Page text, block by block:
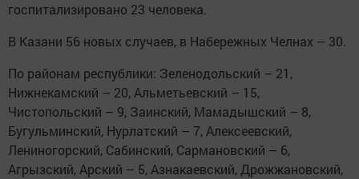
госпитализировано 23 человека.
В Казани 56 новых случаев, в Набережных Челнах – 30.
По районам республики: Зеленодольский – 21,
Нижнекамский – 20, Альметьевский – 15,
Чистопольский – 9, Заинский, Мамадышский – 8,
Бугульминский, Нурлатский – 7, Алексеевский,
Лениногорский, Сабинский, Сармановский – 6,
Агрызский, Арский – 5, Азнакаевский, Дрожжановский,